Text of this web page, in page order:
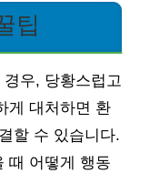
팁
우, 당황스럽고
게 대처하면 환
할 수 있습니다.
때 어떻게 행동